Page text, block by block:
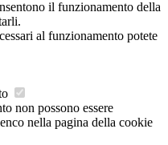
il funzionamento della
al funzionamento potete
non possono essere
nella pagina della cookie